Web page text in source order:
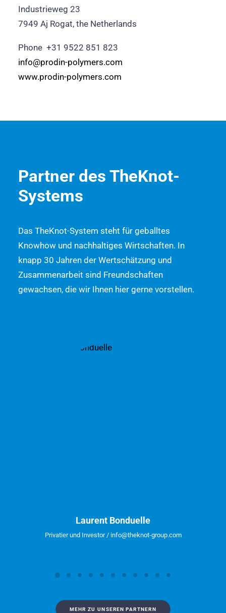
Industrieweg 23
7949 Aj Rogat, the Netherlands
Phone +31 9522 851 823
info@prodin-polymers.com
www.prodin-polymers.com
Partner des TheKnot-
Systems
Das TheKnot-System steht für geballtes
Knowhow und nachhaltiges Wirtschaften. In
knapp 30 Jahren der Wertschätzung und
Zusammenarbeit sind Freundschaften
gewachsen, die wir Ihnen hier gerne vorstellen.
Laurent Bonduelle
Privatier und Investor / info@theknot-group.com
MEHR ZU UNSEREN PARTNERN